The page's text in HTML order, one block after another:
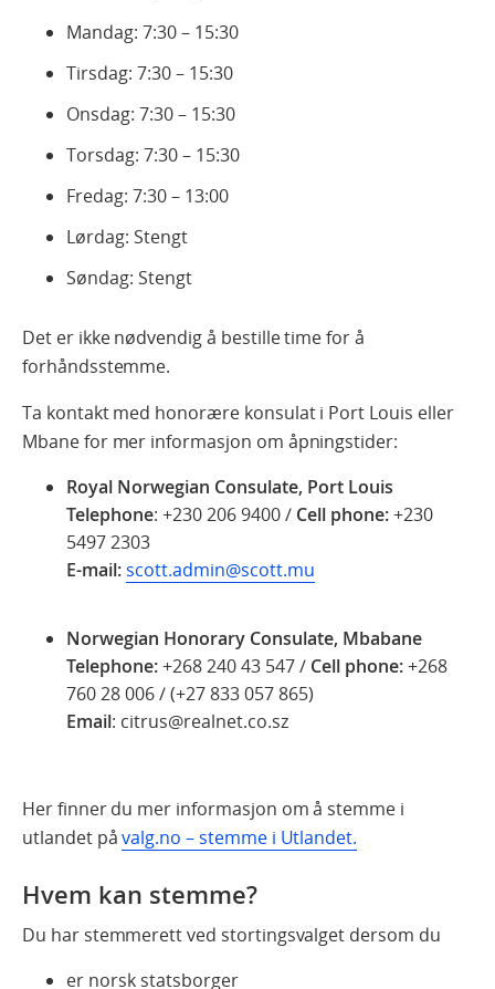
Mandag: 7:30 – 15:30
Tirsdag: 7:30 – 15:30
Onsdag: 7:30 – 15:30
Torsdag: 7:30 – 15:30
Fredag: 7:30 – 13:00
Lørdag: Stengt
Søndag: Stengt
Det er ikke nødvendig å bestille time for å
forhåndsstemme.
Ta kontakt med honorære konsulat i Port Louis eller
Mbane for mer informasjon om åpningstider:
Royal Norwegian Consulate, Port Louis
Telephone: +230 206 9400 / Cell phone:+230
5497 2303
E-mail:scott.admin@scott.mu
Norwegian Honorary Consulate, Mbabane
Telephone:+268 240 43 547 / Cell phone:+268
760 28 006 / (+27 833 057 865)
Email: citrus@realnet.co.sz
Her finner du mer informasjon om å stemme i
utlandet påvalg.no – stemme i Utlandet.
Hvem kan stemme?
Du har stemmerett ved stortingsvalget dersom du
er norsk statsborger